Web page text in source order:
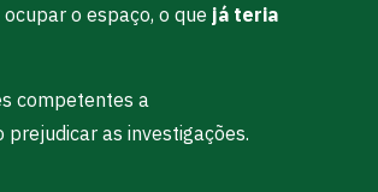
o espaço, o que já teria
competentes a
as investigações.